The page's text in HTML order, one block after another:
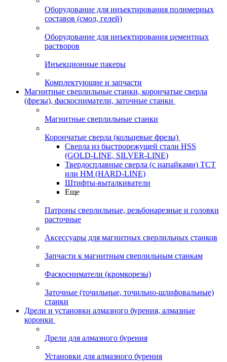
Оборудование для инъектирования полимерных
составов (смол, гелей)
Оборудование для инъектирования цементных
растворов
Инъекционные пакеры
Комплектующие и запчасти
Магнитные сверлильные станки, корончатые сверла
(фрезы), фаскосниматели, заточные станки
Магнитные сверлильные станки
Корончатые сверла (кольцевые фрезы)
Сверла из быстрорежущей стали HSS
(GOLD-LINE, SILVER-LINE)
Твердосплавные сверла (с напайками) ТСТ
или HM (HARD-LINE)
Штифты-выталкиватели
Еще
Патроны сверлильные, резьбонарезные и головки
расточные
Аксессуары для магнитных сверлильных станков
Запчасти к магнитным сверлильным станкам
Фаскосниматели (кромкорезы)
Заточные (точильные, точильно-шлифовальные)
станки
Дрели и установки алмазного бурения, алмазные
коронки
Дрели для алмазного бурения
Установки для алмазного бурения